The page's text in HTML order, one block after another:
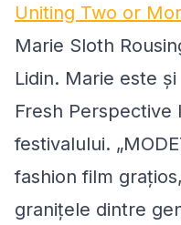
Uniting Two or
Marie Sloth
Lidin. Marie este
Fresh Perspective
festivalului.
fashion film
granițele dintre